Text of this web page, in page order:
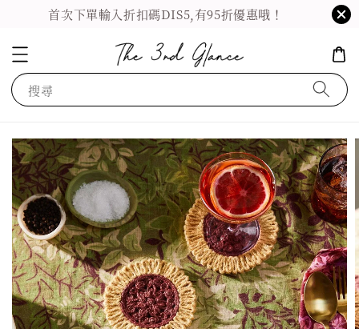
首次下單輸入折扣碼DIS5,有95折優惠哦！
搜尋